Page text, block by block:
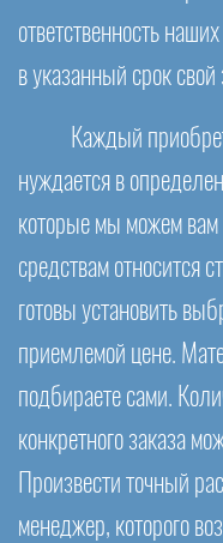
ответственность
в указанный срок свой
Каждый
нуждается в
которые мы можем
средствам относится
готовы установить
приемлемой цене.
подбираете сами.
конкретного заказа
Произвести точный
менеджер, которого